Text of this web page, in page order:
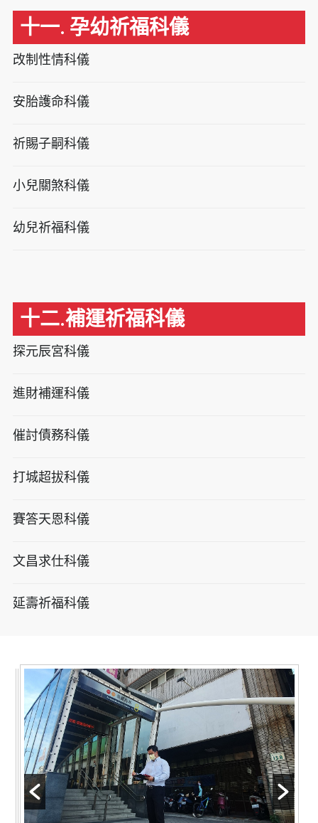
十一. 孕幼祈福科儀
改制性情科儀
安胎護命科儀
祈賜子嗣科儀
小兒關煞科儀
幼兒祈福科儀
十二.補運祈福科儀
探元辰宮科儀
進財補運科儀
催討債務科儀
打城超拔科儀
賽答天恩科儀
文昌求仕科儀
延壽祈福科儀